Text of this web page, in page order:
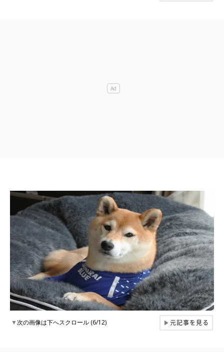
▼次の画像は下へスクロール (6/12) ▶元記事を見る